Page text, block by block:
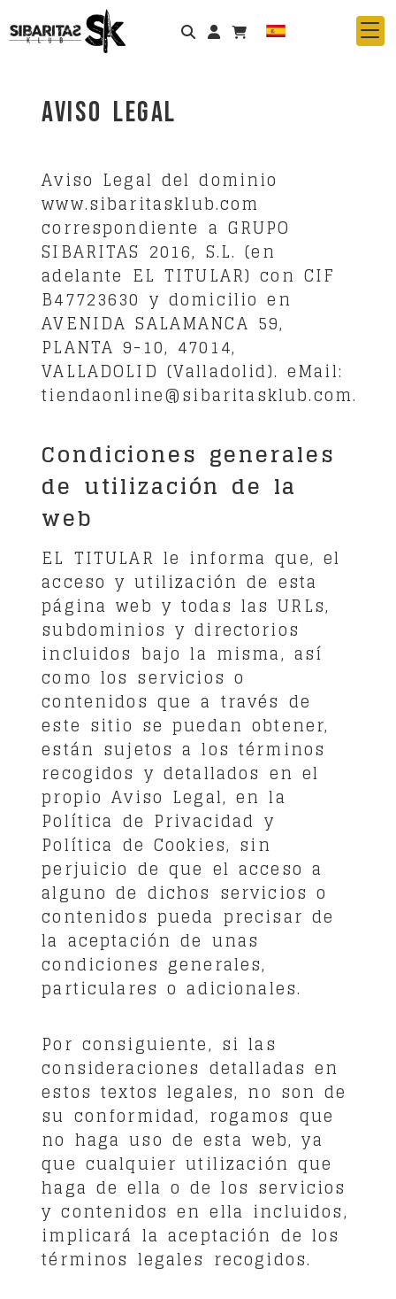
Identifícate
Aviso Legal
Aviso Legal del dominio
www.sibaritasklub.com
correspondiente a GRUPO
SIBARITAS 2016, S.L. (en
adelante EL TITULAR) con CIF
B47723630 y domicilio en
AVENIDA SALAMANCA 59,
PLANTA 9-10, 47014,
VALLADOLID (Valladolid). eMail:
tiendaonline@sibaritasklub.com.
Condiciones generales
de utilización de la
web
EL TITULAR le informa que, el
acceso y utilización de esta
página web y todas las URLs,
subdominios y directorios
incluidos bajo la misma, así
como los servicios o
contenidos que a través de
este sitio se puedan obtener,
están sujetos a los términos
recogidos y detallados en el
propio Aviso Legal, en la
Política de Privacidad y
Política de Cookies, sin
perjuicio de que el acceso a
alguno de dichos servicios o
contenidos pueda precisar de
la aceptación de unas
condiciones generales,
particulares o adicionales.
Por consiguiente, si las
consideraciones detalladas en
estos textos legales, no son de
su conformidad, rogamos que
no haga uso de esta web, ya
que cualquier utilización que
haga de ella o de los servicios
y contenidos en ella incluidos,
implicará la aceptación de los
términos legales recogidos.